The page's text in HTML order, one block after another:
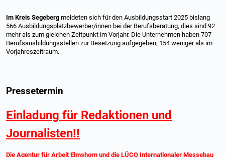
Im Kreis Segeberg meldeten sich für den Ausbildungsstart 2025 bislang
566 Ausbildungsplatzbewerber/innen bei der Berufsberatung, dies sind 92
mehr als zum gleichen Zeitpunkt im Vorjahr. Die Unternehmen haben 707
Berufsausbildungsstellen zur Besetzung aufgegeben, 154 weniger als im
Vorjahreszeitraum.
Pressetermin
Einladung für Redaktionen und
Journalisten!!
Die Agentur für Arbeit Elmshorn und die LÜCO Internationaler Messebau